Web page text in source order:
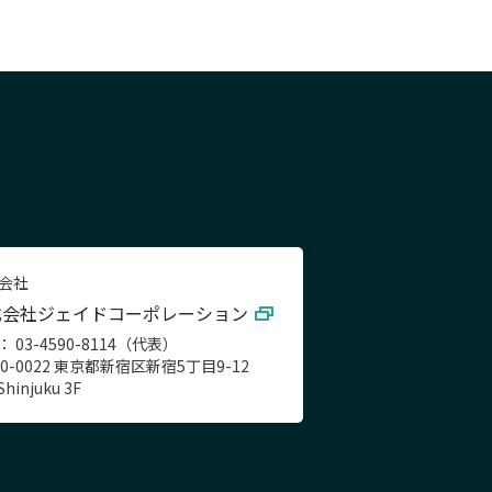
社
社ジェイドコーポレーション
03-4590-8114（代表）
0022 東京都新宿区新宿5丁目9-12
3F